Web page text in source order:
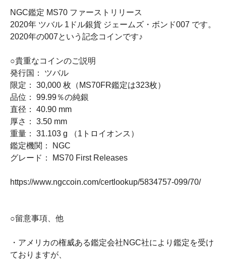
NGC鑑定 MS70 ファーストリリース
2020年 ツバル 1ドル銀貨 ジェームズ・ボンド007 です。
2020年の007という記念コインです♪
○貴重なコインのご説明
発行国： ツバル
限定： 30,000 枚（MS70FR鑑定は323枚）
品位： 99.99％の純銀
直径： 40.90 mm
厚さ： 3.50 mm
重量： 31.103 g （1トロイオンス）
鑑定機関： NGC
グレード： MS70 First Releases
https://www.ngccoin.com/certlookup/5834757-099/70/
○留意事項、他
・アメリカの権威ある鑑定会社NGC社により鑑定を受け
ておりますが、